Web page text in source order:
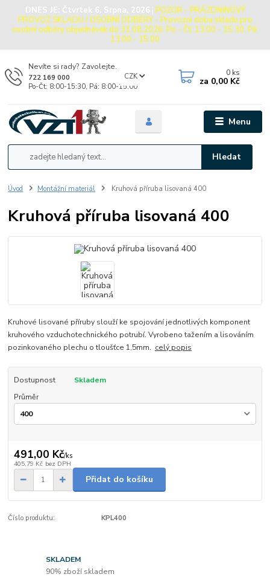
DNES JE: Čtvrtek 6. Srpna, 2026 | POZOR - PRÁZDNINOVÝ
PROVOZ SKLADU / OSOBNÍ ODBĚRY - Provozní doba skladu pro
osobní odběry objednávek do 31.08.2026: Po - Čt: 13:00 - 15:30, Pá:
13:00 - 15:00
Menu
CZK
Hledat
Nevíte si rady? Zavolejte.
722 169 000
Po-Čt: 8:00-15:30, Pá: 8:00-15:00
0 ks
za 0,00 Kč
Úvod Montážní materiál Kruhová příruba lisovaná 400
Kruhová příruba lisovaná 400
Kruhové lisované příruby slouží ke spojování jednotlivých komponent
kruhového vzduchotechnického potrubí. Vyrobeno tažením a lisováním
pozinkovaného plechu o tloušťce 1,5mm. celý popis
Dostupnost
Skladem
Průměr
491,00 Kč/ks
405,79 Kč bez DPH
Přidat do košíku
Číslo produktu: KPL400
SKLADEM
90% zboží skladem